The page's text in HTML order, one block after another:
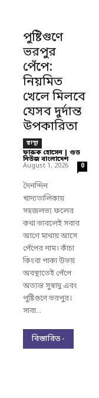
পুষ্টিগুণে
ভরপুর
পেঁপে:
নিয়মিত
খেলে মিলবে
যেসব দুর্দান্ত
উপকারিতা
স্বাস্থ্য
ফারুক হোসেন | গুড
নিউজ বাংলাদেশ -
August 1, 2026 0
দৈনন্দিন
খাদ্যতালিকায়
সহজলভ্য ফলের
কথা ভাবলেই সবার
আগে মাথায় আসে
পেঁপের নাম। কাঁচা
কিংবা পাকা উভয়
অবস্থাতেই পেঁপে
অত্যন্ত সুস্বাদু এবং
পুষ্টিগুণে ভরপুর।
সারা...
বিস্তারিত -